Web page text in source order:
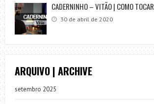
CADERNINHO – VITÃO | COMO TOCAR
30 de abril de 2020
ARQUIVO | ARCHIVE
setembro 2025